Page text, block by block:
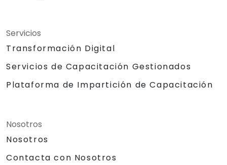
Servicios
Transformación Digital
Servicios de Capacitación Gestionados
Plataforma de Impartición de Capacitación
Nosotros
Nosotros
Contacta con Nosotros